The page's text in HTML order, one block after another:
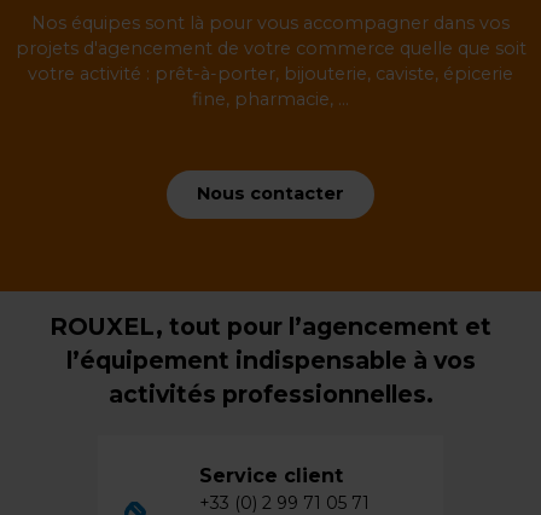
Nos équipes sont là pour vous accompagner dans vos
projets d'agencement de votre commerce quelle que soit
votre activité : prêt-à-porter, bijouterie, caviste, épicerie
fine, pharmacie, ...
Nous contacter
ROUXEL, tout pour l’agencement et
l’équipement indispensable à vos
activités professionnelles.
Service client
+33 (0) 2 99 71 05 71